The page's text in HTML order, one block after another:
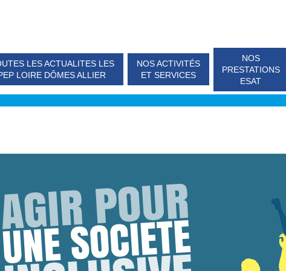
LES ACTUALITES LES
LOIRE DÔMES ALLIER
NOS ACTIVITÉS
ET SERVICES
NOS
PRESTATIONS
ESAT